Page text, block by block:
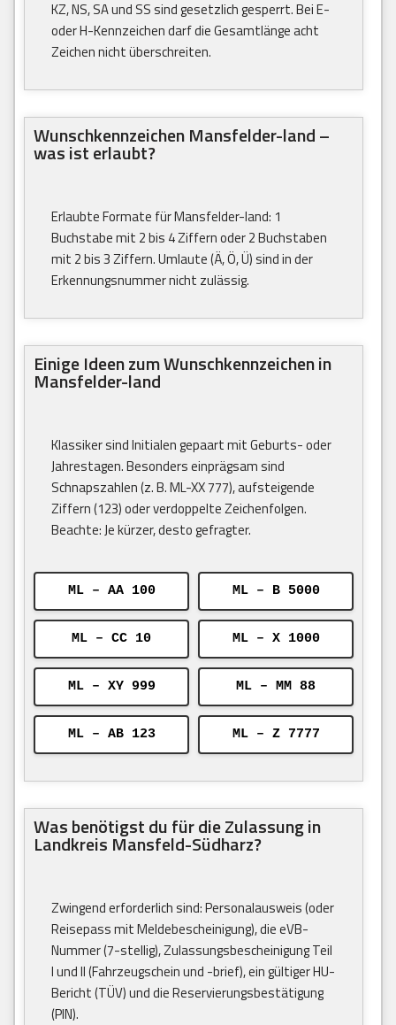
KZ, NS, SA und SS sind gesetzlich gesperrt. Bei E-
oder H-Kennzeichen darf die Gesamtlänge acht
Zeichen nicht überschreiten.
Wunschkennzeichen Mansfelder-land –
was ist erlaubt?
Erlaubte Formate für Mansfelder-land: 1
Buchstabe mit 2 bis 4 Ziffern oder 2 Buchstaben
mit 2 bis 3 Ziffern. Umlaute (Ä, Ö, Ü) sind in der
Erkennungsnummer nicht zulässig.
Einige Ideen zum Wunschkennzeichen in
Mansfelder-land
Klassiker sind Initialen gepaart mit Geburts- oder
Jahrestagen. Besonders einprägsam sind
Schnapszahlen (z. B. ML-XX 777), aufsteigende
Ziffern (123) oder verdoppelte Zeichenfolgen.
Beachte: Je kürzer, desto gefragter.
ML – AA 100 ML – B 5000
ML – CC 10 ML – X 1000
ML – XY 999 ML – MM 88
ML – AB 123 ML – Z 7777
Was benötigst du für die Zulassung in
Landkreis Mansfeld-Südharz?
Zwingend erforderlich sind: Personalausweis (oder
Reisepass mit Meldebescheinigung), die eVB-
Nummer (7-stellig), Zulassungsbescheinigung Teil
I und II (Fahrzeugschein und -brief), ein gültiger HU-
Bericht (TÜV) und die Reservierungsbestätigung
(PIN).